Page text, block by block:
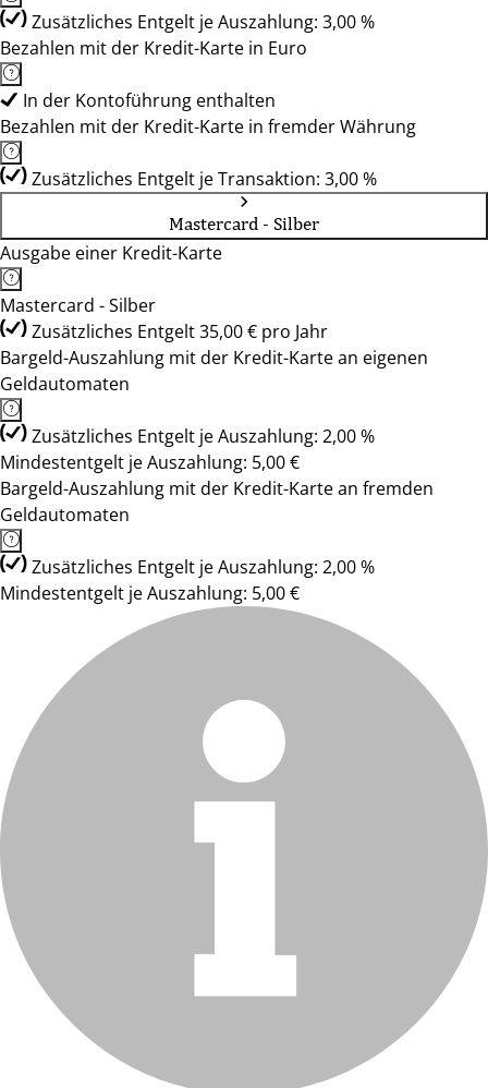
Zusätzliches Entgelt je Auszahlung: 3,00 %
Bezahlen mit der Kredit-Karte in Euro
In der Kontoführung enthalten
Bezahlen mit der Kredit-Karte in fremder Währung
Zusätzliches Entgelt je Transaktion: 3,00 %
Mastercard - Silber
Ausgabe einer Kredit-Karte
Mastercard - Silber
Zusätzliches Entgelt 35,00 € pro Jahr
Bargeld-Auszahlung mit der Kredit-Karte an eigenen
Geldautomaten
Zusätzliches Entgelt je Auszahlung: 2,00 %
Mindestentgelt je Auszahlung: 5,00 €
Bargeld-Auszahlung mit der Kredit-Karte an fremden
Geldautomaten
Zusätzliches Entgelt je Auszahlung: 2,00 %
Mindestentgelt je Auszahlung: 5,00 €